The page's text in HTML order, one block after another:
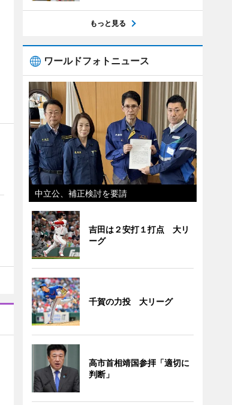
もっと見る
ワールドフォトニュース
中立公、補正検討を要請
吉田は２安打１打点 大リ
ーグ
千賀の力投 大リーグ
高市首相靖国参拝「適切に
判断」